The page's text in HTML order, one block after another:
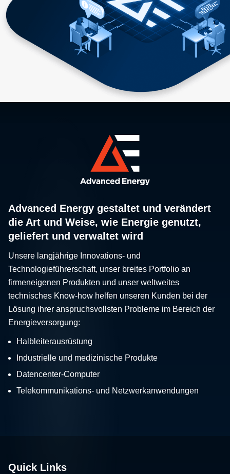
Advanced Energy gestaltet und verändert
die Art und Weise, wie Energie genutzt,
geliefert und verwaltet wird
Unsere langjährige Innovations- und
Technologieführerschaft, unser breites Portfolio an
firmeneigenen Produkten und unser weltweites
technisches Know-how helfen unseren Kunden bei der
Lösung ihrer anspruchsvollsten Probleme im Bereich der
Energieversorgung:
Halbleiterausrüstung
Industrielle und medizinische Produkte
Datencenter-Computer
Telekommunikations- und Netzwerkanwendungen
Quick Links